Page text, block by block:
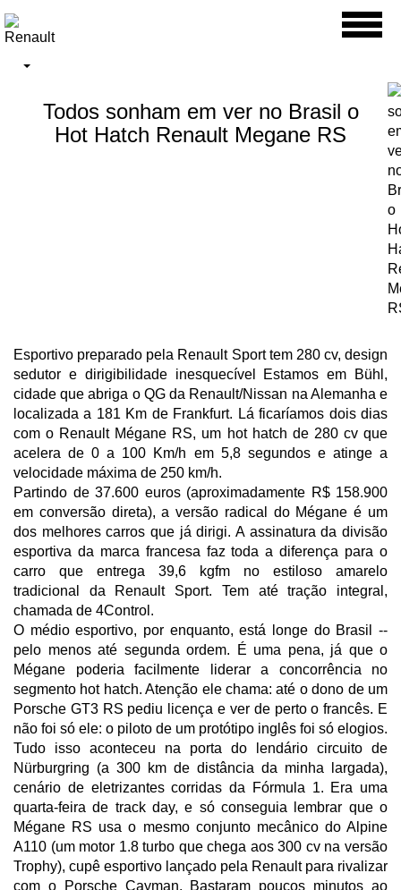
Todos sonham em ver no Brasil o
Hot Hatch Renault Megane RS
Esportivo preparado pela Renault Sport tem 280 cv, design
sedutor e dirigibilidade inesquecível Estamos em Bühl,
cidade que abriga o QG da Renault/Nissan na Alemanha e
localizada a 181 Km de Frankfurt. Lá ficaríamos dois dias
com o Renault Mégane RS, um hot hatch de 280 cv que
acelera de 0 a 100 Km/h em 5,8 segundos e atinge a
velocidade máxima de 250 km/h.
Partindo de 37.600 euros (aproximadamente R$ 158.900
em conversão direta), a versão radical do Mégane é um
dos melhores carros que já dirigi. A assinatura da divisão
esportiva da marca francesa faz toda a diferença para o
carro que entrega 39,6 kgfm no estiloso amarelo
tradicional da Renault Sport. Tem até tração integral,
chamada de 4Control.
O médio esportivo, por enquanto, está longe do Brasil --
pelo menos até segunda ordem. É uma pena, já que o
Mégane poderia facilmente liderar a concorrência no
segmento hot hatch. Atenção ele chama: até o dono de um
Porsche GT3 RS pediu licença e ver de perto o francês. E
não foi só ele: o piloto de um protótipo inglês foi só elogios.
Tudo isso aconteceu na porta do lendário circuito de
Nürburgring (a 300 km de distância da minha largada),
cenário de eletrizantes corridas da Fórmula 1. Era uma
quarta-feira de track day, e só conseguia lembrar que o
Mégane RS usa o mesmo conjunto mecânico do Alpine
A110 (um motor 1.8 turbo que chega aos 300 cv na versão
Trophy), cupê esportivo lançado pela Renault para rivalizar
com o Porsche Cayman. Bastaram poucos minutos ao